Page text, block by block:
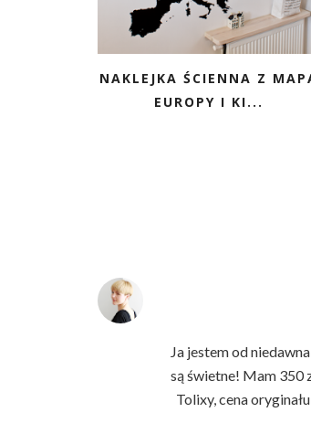
NAKLEJKA ŚCIENNA Z
EUROPY I KI...
Ja jestem od
są świetne! Mam 350
Tolixy, cena